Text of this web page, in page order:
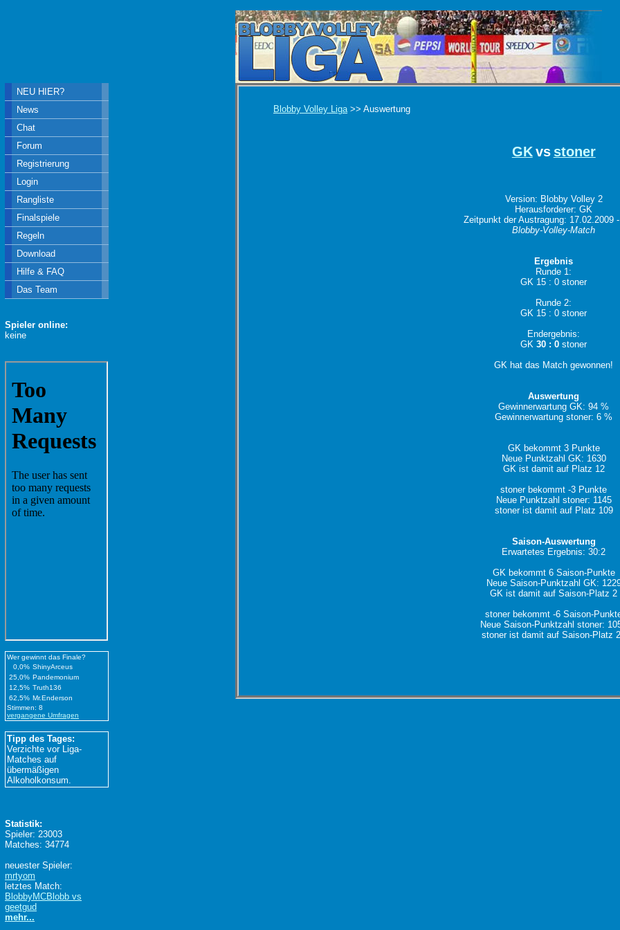
Blobby Volley Liga>> Auswertung
GKvs stoner
Version: Blobby Volley 2
Herausforderer: GK
Zeitpunkt der Austragung: 17.02.2009
Blobby-Volley-Match
Ergebnis
Runde 1:
GK 15 : 0 stoner
Runde 2:
GK 15 : 0 stoner
Endergebnis:
GK30 : 0 stoner
GK hat das Match gewonnen!
Auswertung
Gewinnerwartung GK: 94 %
Gewinnerwartung stoner: 6 %
GK bekommt 3 Punkte
Neue Punktzahl GK: 1630
GK ist damit auf Platz 12
stoner bekommt -3 Punkte
Neue Punktzahl stoner: 1145
stoner ist damit auf Platz 109
Saison-Auswertung
Erwartetes Ergebnis: 30:2
GK bekommt 6 Saison-Punkte
Neue Saison-Punktzahl GK:
GK ist damit auf Saison-Platz 2
stoner bekommt -6 Saison-
Neue Saison-Punktzahl stoner:
stoner ist damit auf Saison-Platz
NEU HIER?
News
Chat
Forum
Registrierung
Login
Rangliste
Finalspiele
Regeln
Download
Hilfe & FAQ
Das Team
Spieler online:
keine
Wer gewinnt das Finale?
0,0% ShinyArceus
25,0% Pandemonium
12,5% Truth136
62,5% Mr.Enderson
Stimmen: 8
vergangene Umfragen
Tipp des Tages:
Verzichte vor Liga-
Matches auf
übermäßigen
Alkoholkonsum.
Statistik:
Spieler: 23003
Matches: 34774
neuester Spieler:
mrtyom
letztes Match:
BlobbyMCBlobb vs
geetgud
mehr...